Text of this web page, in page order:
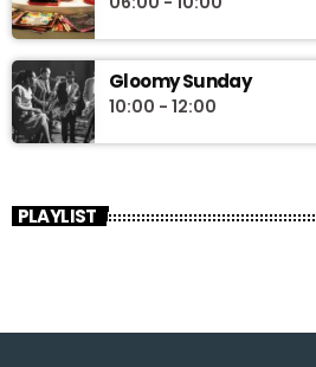
Gloomy Sunday
10:00 - 12:00
PLAYLIST